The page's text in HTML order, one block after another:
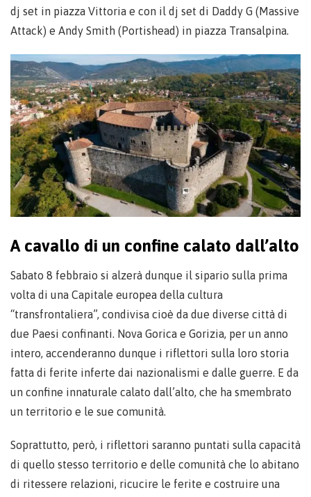
dj set in piazza Vittoria e con il dj set di Daddy G (Massive
Attack) e Andy Smith (Portishead) in piazza Transalpina.
A cavallo di un confine calato dall’alto
Sabato 8 febbraio si alzerà dunque il sipario sulla prima
volta di una Capitale europea della cultura
“transfrontaliera”, condivisa cioè da due diverse città di
due Paesi confinanti. Nova Gorica e Gorizia, per un anno
intero, accenderanno dunque i riflettori sulla loro storia
fatta di ferite inferte dai nazionalismi e dalle guerre. E da
un confine innaturale calato dall’alto, che ha smembrato
un territorio e le sue comunità.
Soprattutto, però, i riflettori saranno puntati sulla capacità
di quello stesso territorio e delle comunità che lo abitano
di ritessere relazioni, ricucire le ferite e costruire una